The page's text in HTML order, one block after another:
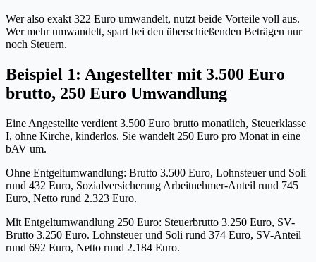
Wer also exakt 322 Euro umwandelt, nutzt beide Vorteile voll aus.
Wer mehr umwandelt, spart bei den überschießenden Beträgen nur
noch Steuern.
Beispiel 1: Angestellter mit 3.500 Euro
brutto, 250 Euro Umwandlung
Eine Angestellte verdient 3.500 Euro brutto monatlich, Steuerklasse
I, ohne Kirche, kinderlos. Sie wandelt 250 Euro pro Monat in eine
bAV um.
Ohne Entgeltumwandlung: Brutto 3.500 Euro, Lohnsteuer und Soli
rund 432 Euro, Sozialversicherung Arbeitnehmer-Anteil rund 745
Euro, Netto rund 2.323 Euro.
Mit Entgeltumwandlung 250 Euro: Steuerbrutto 3.250 Euro, SV-
Brutto 3.250 Euro. Lohnsteuer und Soli rund 374 Euro, SV-Anteil
rund 692 Euro, Netto rund 2.184 Euro.